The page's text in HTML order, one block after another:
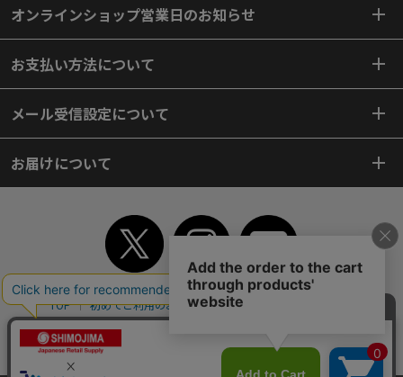
オンラインショップ営業日のお知らせ
お支払い方法について
メール受信設定について
お届けについて
TOP 初めてご利用のお客様へ ご利用案内
個人情報保護方針
よくあるご質問
サイトマップ
WEBカタログ